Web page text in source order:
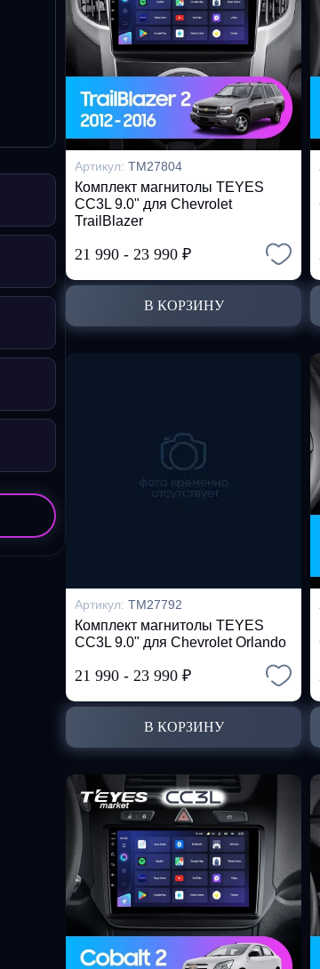
Артикул: TM27804
Комплект магнитолы TEYES
CC3L 9.0" для Chevrolet
TrailBlazer
21 990 - 23 990 ₽
В КОРЗИНУ
Артикул: TM27792
Комплект магнитолы TEYES
CC3L 9.0" для Chevrolet Orlando
21 990 - 23 990 ₽
В КОРЗИНУ